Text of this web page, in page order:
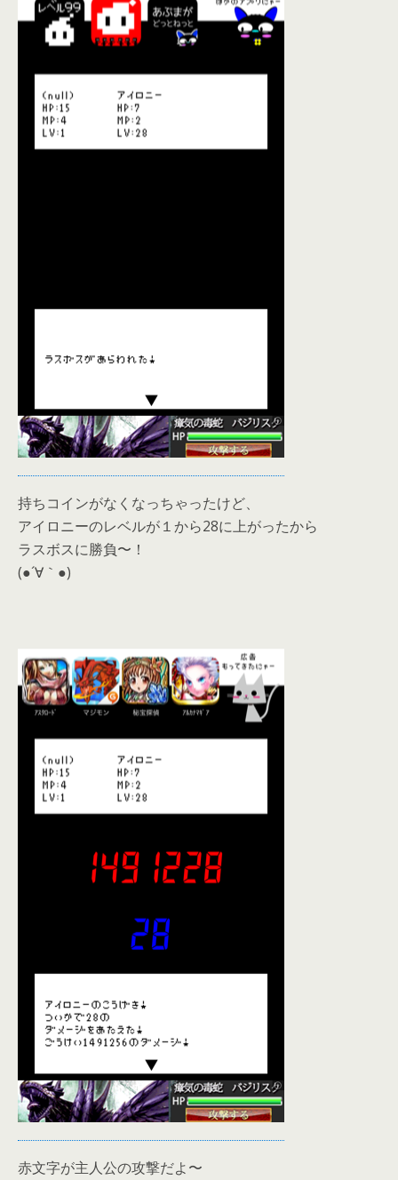
持ちコインがなくなっちゃったけど、
アイロニーのレベルが１から28に上がったから
ラスボスに勝負〜！
(●´∀｀●)
赤文字が主人公の攻撃だよ〜